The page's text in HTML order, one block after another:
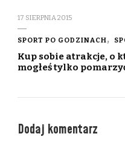
17 SIERPNIA 2015
SPORT PO GODZINACH
Kup sobie atrakcje, o
mogłeś tylko
Dodaj komentarz